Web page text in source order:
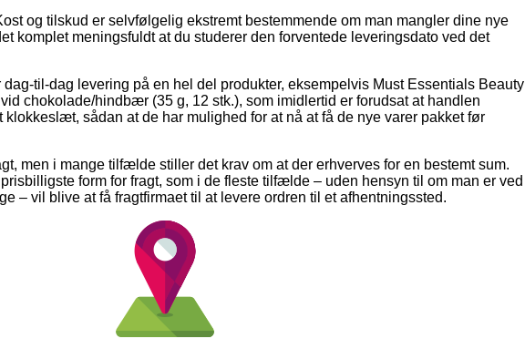
og tilskud er selvfølgelig ekstremt bestemmende om man mangler dine nye
komplet meningsfuldt at du studerer den forventede leveringsdato ved det
til-dag levering på en hel del produkter, eksempelvis Must Essentials Beauty
chokolade/hindbær (35 g, 12 stk.), som imidlertid er forudsat at handlen
sådan at de har mulighed for at nå at få de nye varer pakket før
men i mange tilfælde stiller det krav om at der erhverves for en bestemt sum.
form for fragt, som i de fleste tilfælde – uden hensyn til om man er ved
– vil blive at få fragtfirmaet til at levere ordren til et afhentningssted.